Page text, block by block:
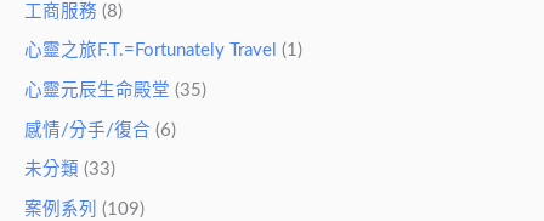
工商服務 (8)
心靈之旅F.T.=Fortunately Travel (1)
心靈元辰生命殿堂 (35)
感情/分手/復合 (6)
未分類 (33)
案例系列 (109)